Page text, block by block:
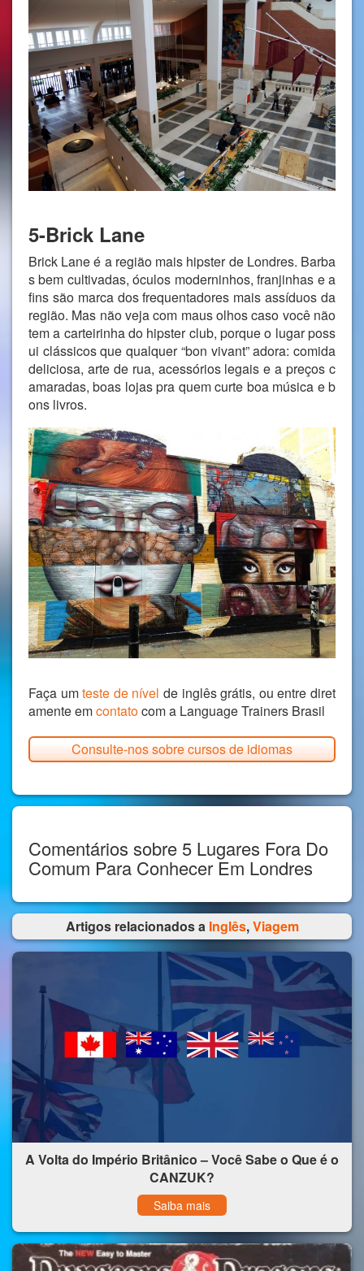
5-Brick Lane
Brick Lane é a região mais hipster de Londres. Barba
s bem cultivadas, óculos moderninhos, franjinhas e a
fins são marca dos frequentadores mais assíduos da
região. Mas não veja com maus olhos caso você não
tem a carteirinha do hipster club, porque o lugar poss
ui clássicos que qualquer “bon vivant” adora: comida
deliciosa, arte de rua, acessórios legais e a preços c
amaradas, boas lojas pra quem curte boa música e b
ons livros.
Faça umteste de nível de inglês grátis, ou entre diret
amente emcontatocom a Language Trainers Brasil
Consulte-nos sobre cursos de idiomas
Comentários sobre 5 Lugares Fora Do
Comum Para Conhecer Em Londres
Artigos relacionados a Inglês,Viagem
A Volta do Império Britânico – Você Sabe o Que é o
CANZUK?
Saiba mais